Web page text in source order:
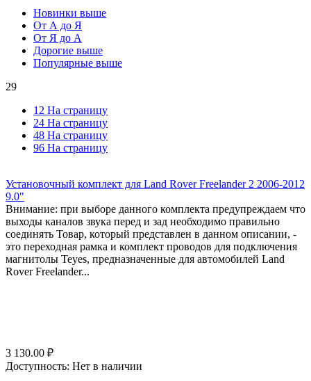
Новинки выше
От А до Я
От Я до А
Дорогие выше
Популярные выше
29
12 На страницу
24 На страницу
48 На страницу
96 На страницу
Установочный комплект для Land Rover Freelander 2 2006-2012
9.0"
Внимание: при выборе данного комплекта предупреждаем что
выходы каналов звука перед и зад необходимо правильно
соединять Товар, который представлен в данном описании, -
это переходная рамка и комплект проводов для подключения
магнитолы Teyes, предназначенные для автомобилей Land
Rover Freelander...
3 130.00 ₽
Доступность: Нет в наличии